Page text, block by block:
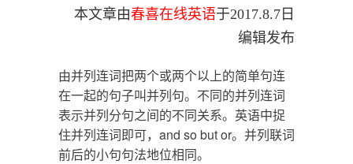
本文章由春喜在线英语于2017.8.7 日
编辑发布
由并列连词把两个或两个以上的简单句连
在一起的句子叫并列句。不同的并列连词
表示并列分句之间的不同关系。英语中捉
住并列连词即可，and so but or。并列联词
前后的小句句法地位相同。